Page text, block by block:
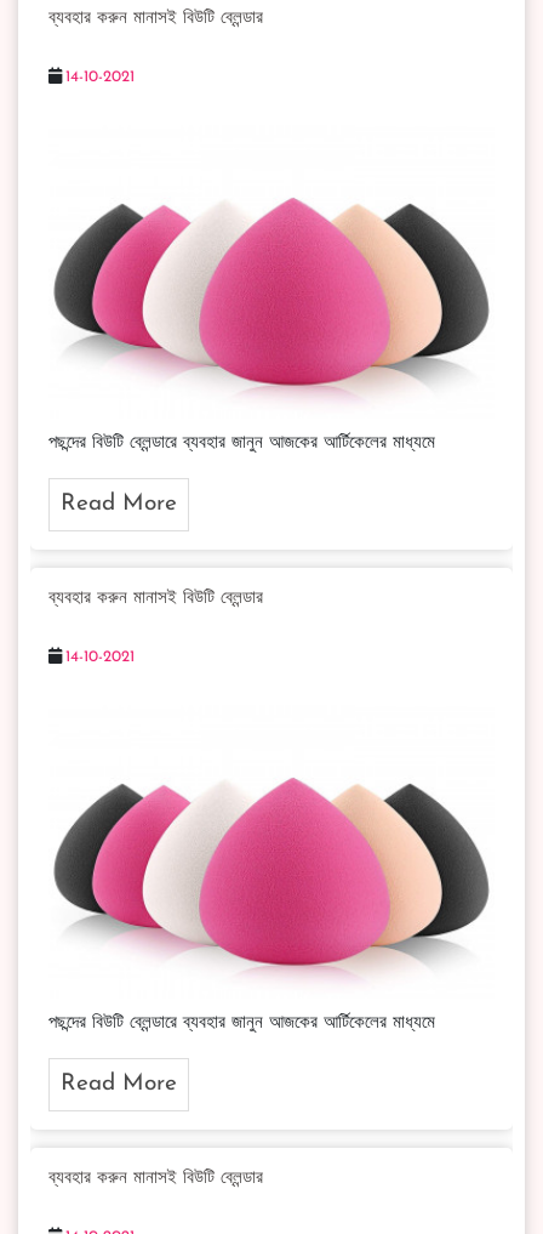
ব্যবহার করুন মানাসই বিউটি ব্লেন্ডার
14-10-2021
পছন্দের বিউটি ব্লেন্ডারে ব্যবহার জানুন আজকের আর্টিকেলের মাধ্যমে
Read More
ব্যবহার করুন মানাসই বিউটি ব্লেন্ডার
14-10-2021
পছন্দের বিউটি ব্লেন্ডারে ব্যবহার জানুন আজকের আর্টিকেলের মাধ্যমে
Read More
ব্যবহার করুন মানাসই বিউটি ব্লেন্ডার